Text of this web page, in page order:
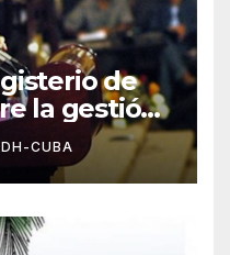
de
la gestión
Estévez
CUBA